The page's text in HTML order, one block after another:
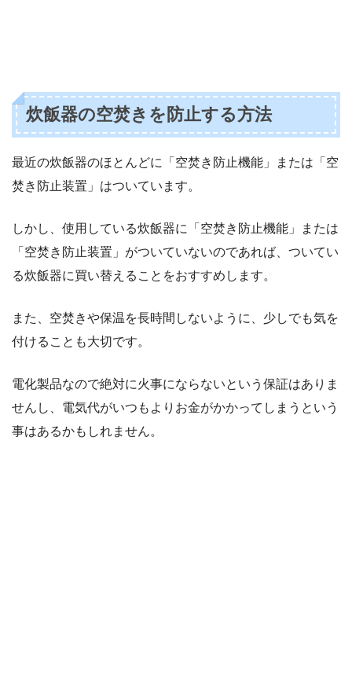
炊飯器の空焚きを防止する方法
最近の炊飯器のほとんどに「空焚き防止機能」または「空
焚き防止装置」はついています。
しかし、使用している炊飯器に「空焚き防止機能」または
「空焚き防止装置」がついていないのであれば、ついてい
る炊飯器に買い替えることをおすすめします。
また、空焚きや保温を長時間しないように、少しでも気を
付けることも大切です。
電化製品なので絶対に火事にならないという保証はありま
せんし、電気代がいつもよりお金がかかってしまうという
事はあるかもしれません。